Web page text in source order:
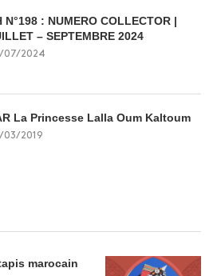
N°198 : NUMERO COLLECTOR |
– SEPTEMBRE 2024
07/2024
La Princesse Lalla Oum Kaltoum
03/2019
marocain